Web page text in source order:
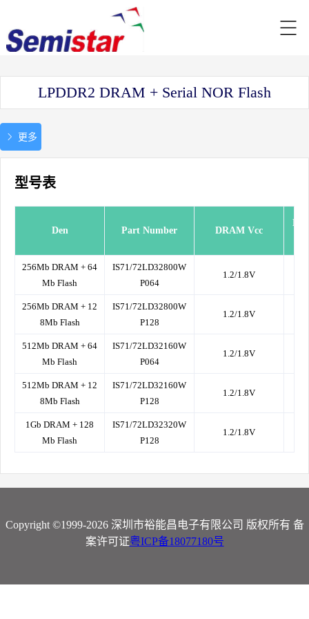
LPDDR2 DRAM + Serial NOR Flash
更多
型号表
Den Part Number DRAM Vcc
256Mb DRAM + 64
Mb Flash
IS71/72LD32800W
P064
1.2/1.8V
256Mb DRAM + 12
8Mb Flash
IS71/72LD32800W
P128
1.2/1.8V
512Mb DRAM + 64
Mb Flash
IS71/72LD32160W
P064
1.2/1.8V
512Mb DRAM + 12
8Mb Flash
IS71/72LD32160W
P128
1.2/1.8V
1Gb DRAM + 128
Mb Flash
IS71/72LD32320W
P128
1.2/1.8V
Copyright ©1999-2026 深圳市裕能昌电子有限公司 版权所有 备
案许可证粤ICP备18077180号